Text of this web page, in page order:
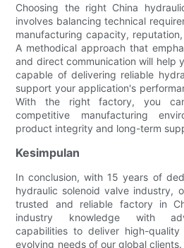
Choosing the right China
involves balancing technical
manufacturing capacity,
A methodical approach that
and direct communication will help
capable of delivering reliable
support your application's
With the right factory, you
competitive manufacturing
product integrity and long-term
Kesimpulan
In conclusion, with 15 years of
hydraulic solenoid valve industry,
trusted and reliable factory in
industry knowledge with
capabilities to deliver high-
evolving needs of our global